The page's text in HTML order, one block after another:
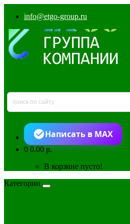
info@etgo-group.ru
Написать в MAX
00.00 р.
В корзине пусто!
Категории